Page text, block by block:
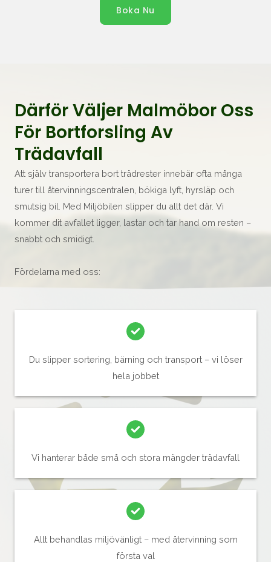
Boka Nu
Därför Väljer Malmöbor Oss
För Bortforsling Av
Trädavfall
Att själv transportera bort trädrester innebär ofta många
turer till återvinningscentralen, bökiga lyft, hyrsläp och
smutsig bil. Med Miljöbilen slipper du allt det där. Vi
kommer dit avfallet ligger, lastar och tar hand om resten –
snabbt och smidigt.
Fördelarna med oss:
Du slipper sortering, bärning och transport – vi löser
hela jobbet
Vi hanterar både små och stora mängder trädavfall
Allt behandlas miljövänligt – med återvinning som
första val